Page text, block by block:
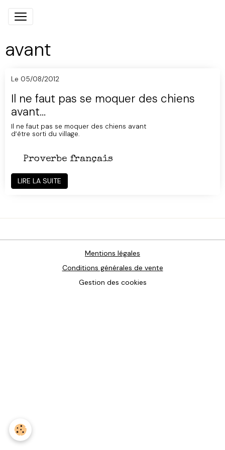
avant
Le 05/08/2012
Il ne faut pas se moquer des chiens
avant...
Il ne faut pas se moquer des chiens avant
d’être sorti du village.
Proverbe français
LIRE LA SUITE
Mentions légales
Conditions générales de vente
Gestion des cookies